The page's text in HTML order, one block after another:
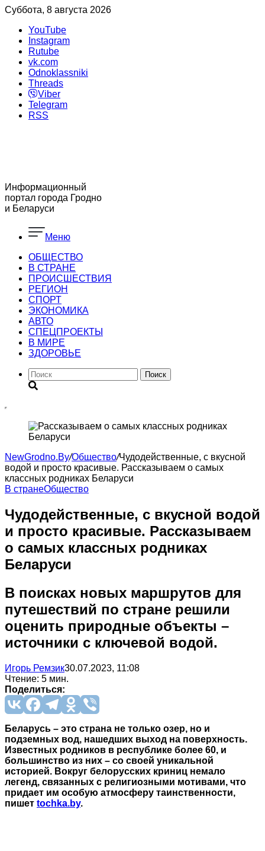
Суббота, 8 августа 2026
YouTube
Instagram
Rutube
vk.com
Odnoklassniki
Threads
Viber
Telegram
RSS
Информационный
портал города Гродно
и Беларуси
Меню
ОБЩЕСТВО
В СТРАНЕ
ПРОИСШЕСТВИЯ
РЕГИОН
CПОРТ
ЭКОНОМИКА
АВТО
СПЕЦПРОЕКТЫ
В МИРЕ
ЗДОРОВЬЕ
Поиск
NewGrodno.By/Общество/Чудодейственные, с вкусной
водой и просто красивые. Рассказываем о самых
классных родниках Беларуси
В странеОбщество
Чудодейственные, с вкусной водой
и просто красивые. Рассказываем
о самых классных родниках
Беларуси
В поисках новых маршрутов для
путешествий по стране решили
оценить природные объекты –
источники с ключевой водой.
Игорь Ремзик30.07.2023, 11:08
Чтение: 5 мин.
Поделиться:
Беларусь – это страна не только озер, но и
подземных вод, нашедших выход на поверхность.
Известных родников в республике более 60, и
большинство из них – со своей уникальной
историей. Вокруг белорусских криниц немало
легенд, связанных с религиозными мотивами, что
придает им особую атмосферу таинственности,
пишет tochka.by.